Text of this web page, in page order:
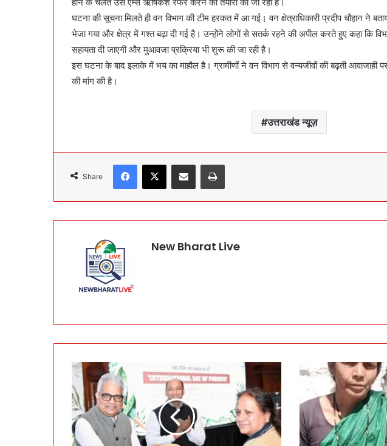
घटना की सूचना मिलते ही वन विभाग की टीम हरकत में आ गई। वन क्षेत्राधिकारी प्रदीप चौहान ने
भेजा गया और क्षेत्र में गश्त बढ़ा दी गई है। उन्होंने लोगों से सतर्क रहने की अपील करते हुए कहा कि
सहायता दी जाएगी और मुआवजा प्रक्रिया भी शुरू की जा रही है।
इस घटना के बाद इलाके में भय का माहौल है। ग्रामीणों ने वन विभाग से वन्यजीवों की बढ़ती आवाजाही
की मांग की है।
उत्तराखंड न्यूज़
Share
New Bharat Live